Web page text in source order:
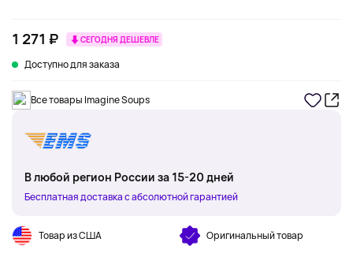
1 271 ₽ СЕГОДНЯ ДЕШЕВЛЕ
Доступно для заказа
Все товары Imagine Soups
В любой регион России за 15-20 дней
Бесплатная доставка с абсолютной гарантией
Товар из США Оригинальный товар